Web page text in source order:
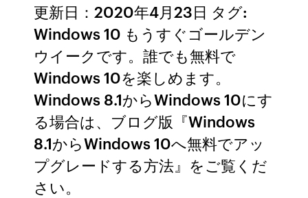
更新日：2020年4月23日 タグ:
Windows 10 もうすぐゴールデン
ウイークです。誰でも無料で
Windows 10を楽しめます。
Windows 8.1からWindows 10にす
る場合は、ブログ版『Windows
8.1からWindows 10へ無料でアッ
プグレードする方法』をご覧くだ
さい。